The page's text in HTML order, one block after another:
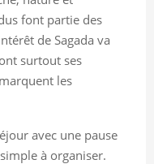
font partie des
de Sagada va
surtout ses
les
avec une pause
à organiser.